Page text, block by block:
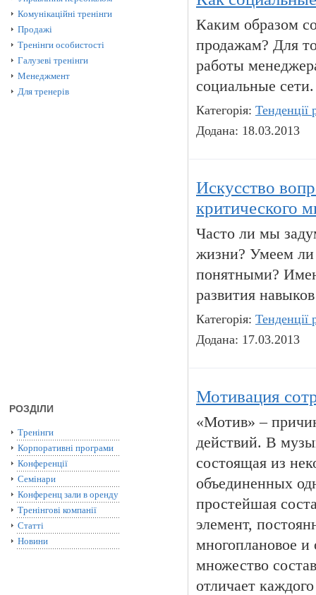
Комунікаційні тренінги
Продажі
Тренінги особистості
Галузеві тренінги
Менеджмент
Для тренерів
РОЗДІЛИ
Тренінги
Корпоративні програми
Конференції
Семінари
Конференц зали в оренду
Тренінгові компанії
Статті
Новини
Каким образом
продажам? Для
работы
социальные сети.
Категорія: Тенденції
Додана: 18.03.2013
Искусство
критического
Часто ли мы
жизни? Умеем
понятными?
развития
Категорія: Тенденції
Додана: 17.03.2013
Мотивация
«Мотив» –
действий. В
состоящая из
объединенных
простейшая
элемент,
многоплановое
множество
отличает